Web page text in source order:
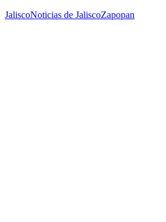
JaliscoNoticias de JaliscoZapopan